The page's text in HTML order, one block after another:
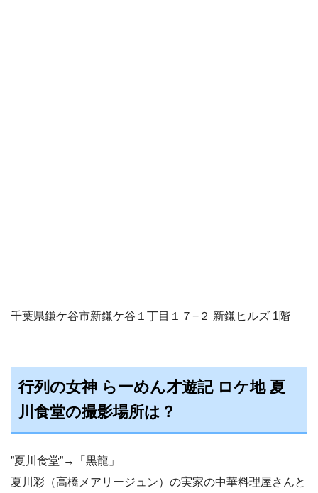
千葉県鎌ケ谷市新鎌ケ谷１丁目１７−２ 新鎌ヒルズ 1階
行列の女神 らーめん才遊記 ロケ地 夏
川食堂の撮影場所は？
”夏川食堂”→「黒龍」
夏川彩（高橋メアリージュン）の実家の中華料理屋さんと